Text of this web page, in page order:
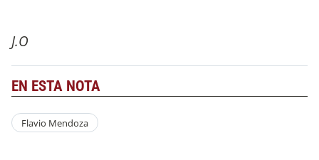
J.O
EN ESTA NOTA
Flavio Mendoza